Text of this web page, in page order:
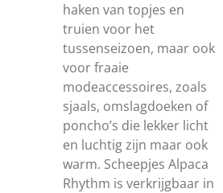
haken van topjes en
truien voor het
tussenseizoen, maar ook
voor fraaie
modeaccessoires, zoals
sjaals, omslagdoeken of
poncho’s die lekker licht
en luchtig zijn maar ook
warm. Scheepjes Alpaca
Rhythm is verkrijgbaar in